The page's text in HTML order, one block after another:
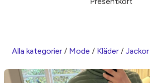
Alla kategorier / Mode / Kläder / Jackor